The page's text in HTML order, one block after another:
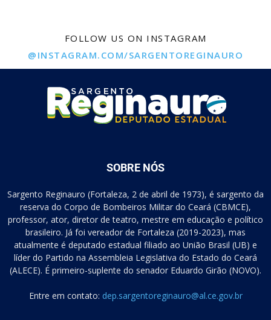
FOLLOW US ON INSTAGRAM
@INSTAGRAM.COM/SARGENTOREGINAURO
SOBRE NÓS
Sargento Reginauro (Fortaleza, 2 de abril de 1973), é sargento da
reserva do Corpo de Bombeiros Militar do Ceará (CBMCE),
professor, ator, diretor de teatro, mestre em educação e político
brasileiro. Já foi vereador de Fortaleza (2019-2023), mas
atualmente é deputado estadual filiado ao União Brasil (UB) e
líder do Partido na Assembleia Legislativa do Estado do Ceará
(ALECE). É primeiro-suplente do senador Eduardo Girão (NOVO).
Entre em contato: dep.sargentoreginauro@al.ce.gov.br